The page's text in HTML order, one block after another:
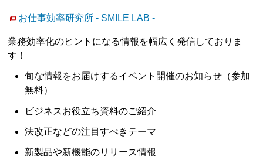
お仕事効率研究所 - SMILE LAB -
業務効率化のヒントになる情報を幅広く発信しておりま
す！
旬な情報をお届けするイベント開催のお知らせ（参加
無料）
ビジネスお役立ち資料のご紹介
法改正などの注目すべきテーマ
新製品や新機能のリリース情報